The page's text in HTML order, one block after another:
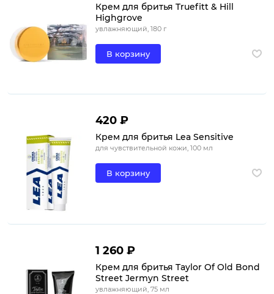
Крем для бритья Truefitt & Hill
Highgrove
увлажняющий, 180 г
В корзину
420 ₽
Крем для бритья Lea Sensitive
для чувствительной кожи, 100 мл
В корзину
1 260 ₽
Крем для бритья Taylor Of Old Bond
Street Jermyn Street
увлажняющий, 75 мл